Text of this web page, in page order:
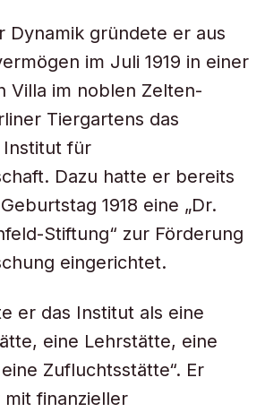
Dynamik gründete er aus
im Juli 1919 in einer
Villa im noblen Zelten-
Tiergartens das
für
Dazu hatte er bereits
1918 eine „Dr.
Stiftung“ zur Förderung
eingerichtet.
er das Institut als eine
eine Lehrstätte, eine
Zufluchtsstätte“. Er
finanzieller